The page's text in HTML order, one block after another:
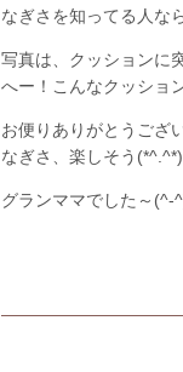
なぎさを知ってる人な
写真は、クッションに
へー！こんなクッショ
お便りありがとうござ
なぎさ、楽しそう(*^.^*)
グランママでした～(^-